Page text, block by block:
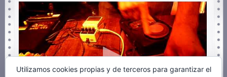
Utilizamos cookies propias y de terceros para garantizar el